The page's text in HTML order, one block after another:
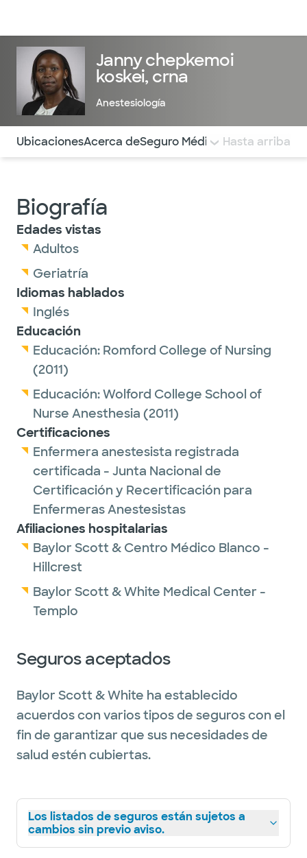
Janny chepkemoi
koskei, crna
Anestesiología
Utilice esta navegación para saltar rápidamente a
UbicacionesAcerca deSeguro Médico COMENTARIOS
Hasta arriba
Biografía
Edades vistas
Adultos
Geriatría
Idiomas hablados
Inglés
Educación
Educación: Romford College of Nursing
(2011)
Educación:Wolford College School of
Nurse Anesthesia (2011)
Certificaciones
Enfermera anestesista registrada
certificada - Junta Nacional de
Certificación y Recertificación para
Enfermeras Anestesistas
Afiliaciones hospitalarias
Baylor Scott & Centro Médico Blanco -
Hillcrest
Baylor Scott & White Medical Center -
Templo
Seguros aceptados
Baylor Scott & White ha establecido
acuerdos con varios tipos de seguros con el
fin de garantizar que sus necesidades de
salud estén cubiertas.
Los listados de seguros están sujetos a
cambios sin previo aviso.